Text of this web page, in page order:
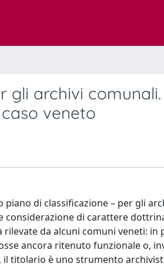
gli archivi
veneto
di classificazione – per gli
considerazione di carattere
da alcuni comuni veneti: in
ancora ritenuto funzionale o,
titolario è uno strumento